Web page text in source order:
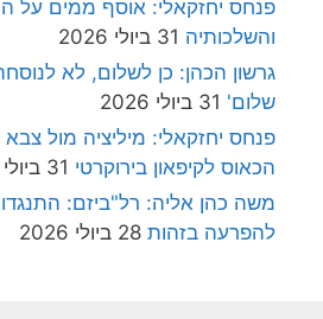
פנחס יחזקאלי: אוסף ממים על
והשלכותיה 31 ביולי 2026
גרשון הכהן: כן לשלום, לא
שלום' 31 ביולי 2026
פנחס יחזקאלי: מיליציה מול צבא
הכאוס לקיפאון בירוקרטי 31 ביולי 2026
משה כהן אליה: רל"ביזם:
להפרעה בזהות 28 ביולי 2026